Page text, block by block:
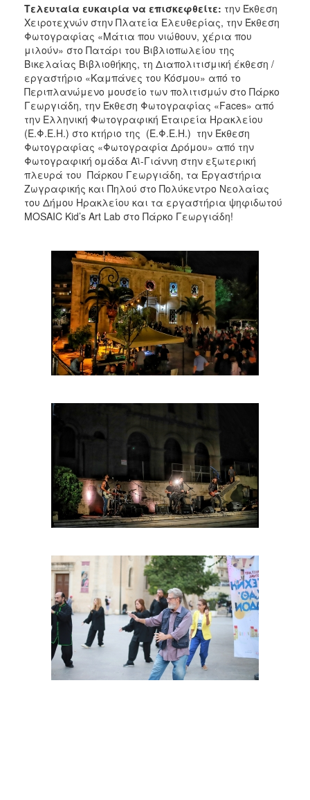
Τελευταία ευκαιρία να επισκεφθείτε: την Έκθεση
Χειροτεχνών στην Πλατεία Ελευθερίας, την Έκθεση
Φωτογραφίας «Μάτια που νιώθουν, χέρια που
μιλούν» στο Πατάρι του Βιβλιοπωλείου της
Βικελαίας Βιβλιοθήκης, τη Διαπολιτισμική έκθεση /
εργαστήριο «Καμπάνες του Κόσμου» από το
Περιπλανώμενο μουσείο των πολιτισμών στο Πάρκο
Γεωργιάδη, την Έκθεση Φωτογραφίας «Faces» από
την Ελληνική Φωτογραφική Εταιρεία Ηρακλείου
(Ε.Φ.Ε.Η.) στο κτήριο της (Ε.Φ.Ε.Η.) την Έκθεση
Φωτογραφίας «Φωτογραφία Δρόμου» από την
Φωτογραφική ομάδα Αϊ-Γιάννη στην εξωτερική
πλευρά του Πάρκου Γεωργιάδη, τα Εργαστήρια
Ζωγραφικής και Πηλού στο Πολύκεντρο Νεολαίας
του Δήμου Ηρακλείου και τα εργαστήρια ψηφιδωτού
MOSAIC Kid’s Art Lab στο Πάρκο Γεωργιάδη!